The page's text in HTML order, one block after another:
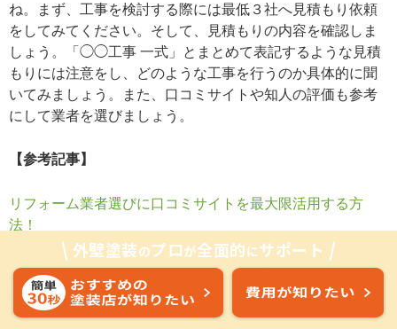
ね。まず、工事を検討する際には最低３社へ見積もり依頼
をしてみてください。そして、見積もりの内容を確認しま
しょう。「◯◯工事 一式」とまとめて表記するような見積
もりには注意をし、どのような工事を行うのか具体的に聞
いてみましょう。また、口コミサイトや知人の評価も参考
にして業者を選びましょう。
【参考記事】
リフォーム業者選びに口コミサイトを最大限活用する方
法！
【保存版】知らないと損！悪徳リフォーム業者の手口と絶
対に騙されない為の全知識
外壁塗装のプロが全面的にサポート